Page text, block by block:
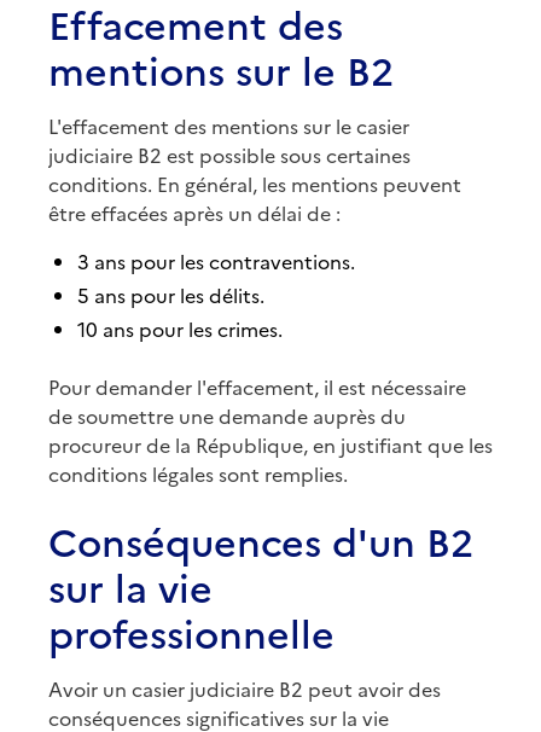
Effacement des
mentions sur le B2
L'effacement des mentions sur le casier
judiciaire B2 est possible sous certaines
conditions. En général, les mentions peuvent
être effacées après un délai de :
3 ans pour les contraventions.
5 ans pour les délits.
10 ans pour les crimes.
Pour demander l'effacement, il est nécessaire
de soumettre une demande auprès du
procureur de la République, en justifiant que les
conditions légales sont remplies.
Conséquences d'un B2
sur la vie
professionnelle
Avoir un casier judiciaire B2 peut avoir des
conséquences significatives sur la vie